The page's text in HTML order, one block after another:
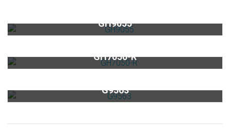
GH9055
GH7050-R
G9563
best排油煙機濾油網專區